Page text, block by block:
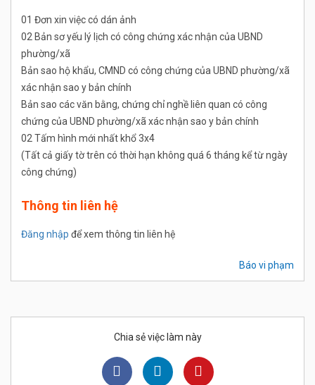
01 Đơn xin việc có dán ảnh
02 Bản sơ yếu lý lịch có công chứng xác nhận của UBND
phường/xã
Bản sao hộ khẩu, CMND có công chứng của UBND phường/xã
xác nhận sao y bản chính
Bản sao các văn bằng, chứng chỉ nghề liên quan có công
chứng của UBND phường/xã xác nhận sao y bản chính
02 Tấm hình mới nhất khổ 3x4
(Tất cả giấy tờ trên có thời hạn không quá 6 tháng kể từ ngày
công chứng)
Thông tin liên hệ
Đăng nhập để xem thông tin liên hệ
Báo vi phạm
Chia sẻ việc làm này